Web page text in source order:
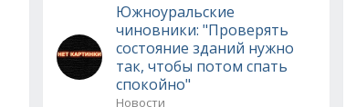
Южноуральские
чиновники: "Проверять
состояние зданий нужно
так, чтобы потом спать
спокойно"
Новости